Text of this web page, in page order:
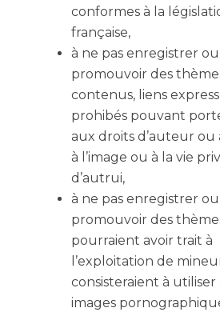
conformes à la
française,
à ne pas enregistrer ou
promouvoir des
contenus, liens
prohibés pouvant
aux droits d’auteur ou
à l’image ou à la vie
d’autrui,
à ne pas enregistrer ou
promouvoir des
pourraient avoir trait à
l’exploitation de
consisteraient à utiliser
images